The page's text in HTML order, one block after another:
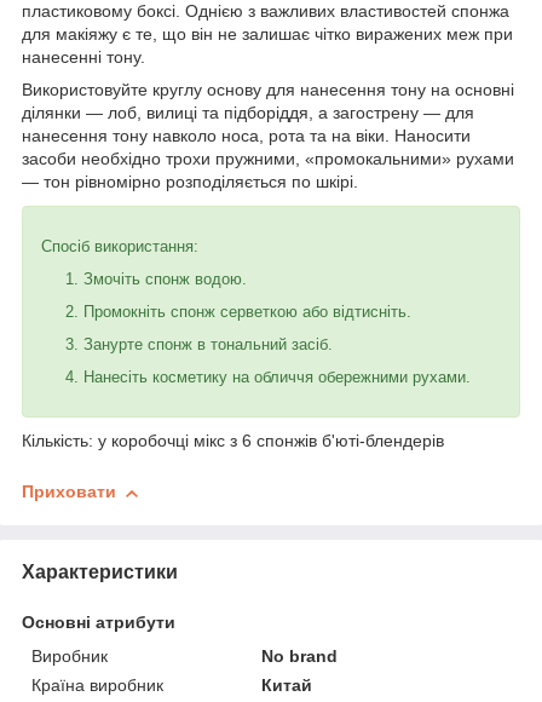
пластиковому боксі. Однією з важливих властивостей спонжа
для макіяжу є те, що він не залишає чітко виражених меж при
нанесенні тону.
Використовуйте круглу основу для нанесення тону на основні
ділянки — лоб, вилиці та підборіддя, а загострену — для
нанесення тону навколо носа, рота та на віки. Наносити
засоби необхідно трохи пружними, «промокальними» рухами
— тон рівномірно розподіляється по шкірі.
Спосіб використання:
Змочіть спонж водою.
Промокніть спонж серветкою або відтисніть.
Занурте спонж в тональний засіб.
Нанесіть косметику на обличчя обережними рухами.
Кількість: у коробочці мікс з 6 спонжів б'юті-блендерів
Приховати
Характеристики
Основні атрибути
Виробник
No brand
Країна виробник
Китай